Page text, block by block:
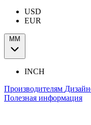
USD
EUR
ММ
INCH
Производителям
Полезная информация